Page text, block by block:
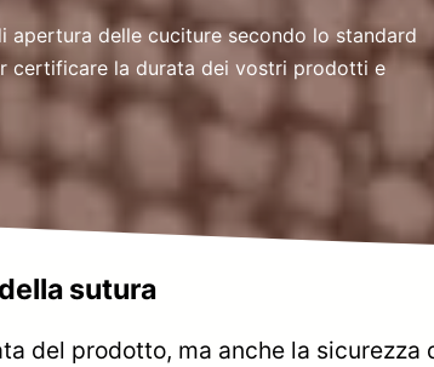
delle cuciture secondo lo standard
certificare la durata dei vostri prodotti e
sutura
del prodotto, ma anche la sicurezza